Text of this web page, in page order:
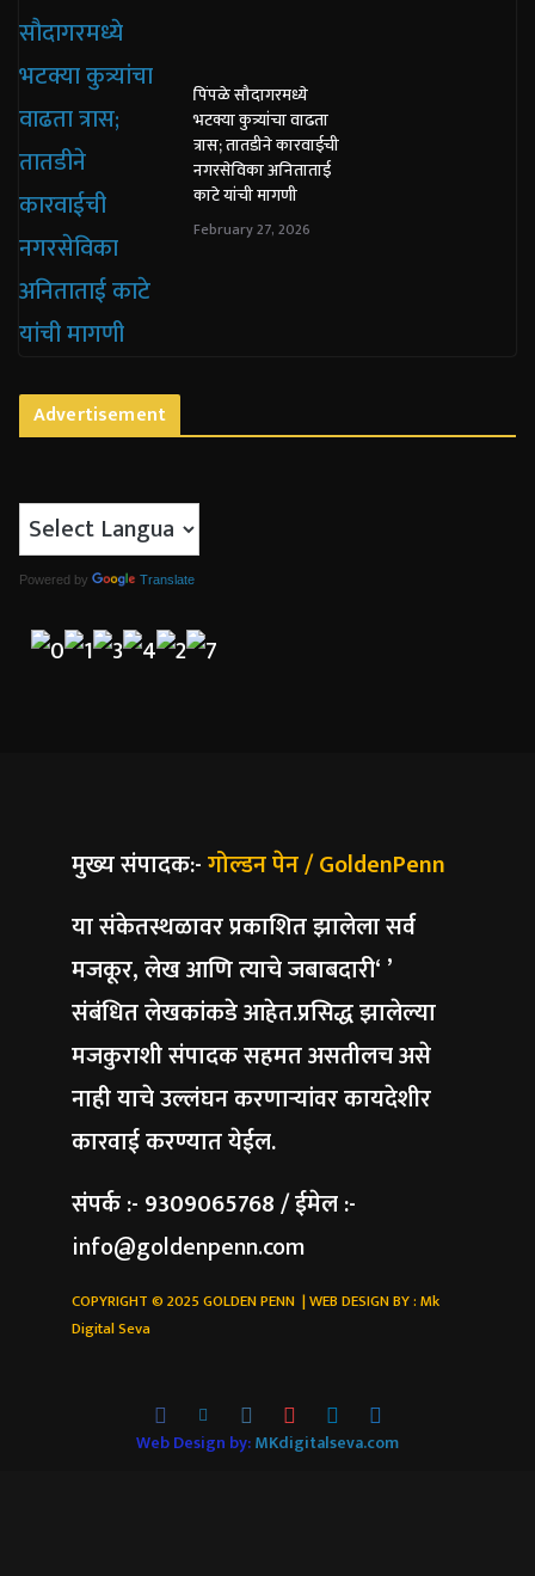
पिंपळे सौदागरमध्ये
भटक्या कुत्र्यांचा वाढता
त्रास; तातडीने कारवाईची
नगरसेविका अनिताताई
काटे यांची मागणी
February 27, 2026
Advertisement
Powered by Translate
मुख्य संपादक:-गोल्डन पेन / GoldenPenn
या संकेतस्थळावर प्रकाशित झालेला सर्व
मजकूर, लेख आणि त्याचे जबाबदारी‘ ’
संबंधित लेखकांकडे आहेत.प्रसिद्ध झालेल्या
मजकुराशी संपादक सहमत असतीलच असे
नाही याचे उल्लंघन करणाऱ्यांवर कायदेशीर
कारवाई करण्यात येईल.
संपर्क :- 9309065768 / ईमेल :-
info@goldenpenn.com
COPYRIGHT © 2025 GOLDEN PENN | WEB DESIGN BY :Mk
Digital Seva
Web Design by:MKdigitalseva.com